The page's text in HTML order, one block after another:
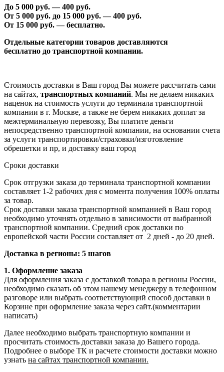
До 5 000 руб. —400 руб.
От 5 000 руб. до 15 000 руб. —400 руб.
От 15 000 руб. — бесплатно.
Отдельные категории товаров доставляются
бесплатно до транспортной компании.
Стоимость доставки в Ваш город Вы можете рассчитать сами
на сайтах, транспортных компаний. Мы не делаем никаких
наценок на стоимость услуги до терминала транспортной
компании в г. Москве, а также не берем никаких доплат за
межтерминальную перевозку, Вы платите деньги
непосредственно транспортной компании, на основании счета
за услуги транспортировки/страховки/изготовление
обрешетки и пр, и доставку ваш город
Сроки доставки
Срок отгрузки заказа до терминала транспортной компании
составляет 1-2 рабочих дня с момента получения 100% оплаты
за товар.
Срок доставки заказа транспортной компанией в Ваш город
необходимо уточнять отдельно в зависимости от выбранной
транспортной компании. Средний срок доставки по
европейской части России составляет от 2 дней - до 20 дней.
Доставка в регионы: 5 шагов
1. Оформление заказа
Для оформления заказа с доставкой товара в регионы России,
необходимо сказать об этом нашему менеджеру в телефонном
разговоре или выбрать соответствующий способ доставки в
Корзине при оформление заказа через сайт.(комментарии
написать)
Далее необходимо выбрать транспортную компании и
просчитать стоимость доставки заказа до Вашего города.
Подробнее о выборе ТК и расчете стоимости доставки можно
узнать на сайтах транспортной компании.